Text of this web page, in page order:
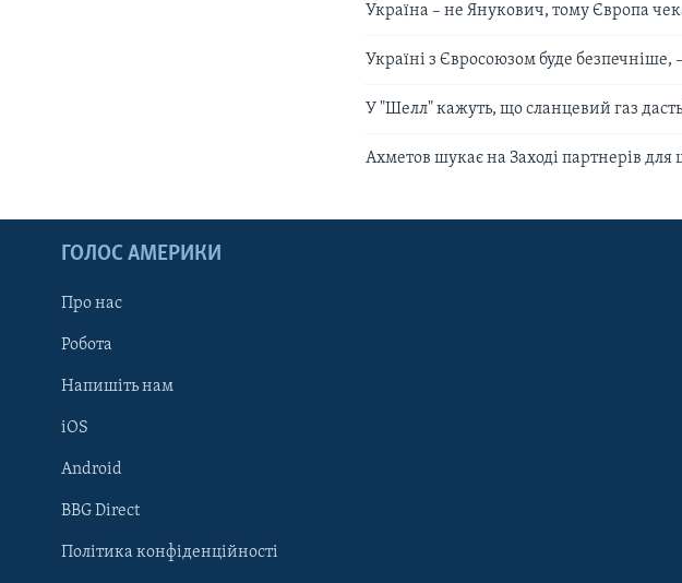
Learning English
МИ В СОЦМЕРЕЖАХ
Україна – не Янукович, тому Європа
Україні з Євросоюзом буде безпечніше,
У "Шелл" кажуть, що сланцевий газ
Ахметов шукає на Заході партнерів
ГОЛОС АМЕРИКИ
Про нас
Робота
Напишіть нам
iOS
Android
BBG Direct
Політика конфіденційності